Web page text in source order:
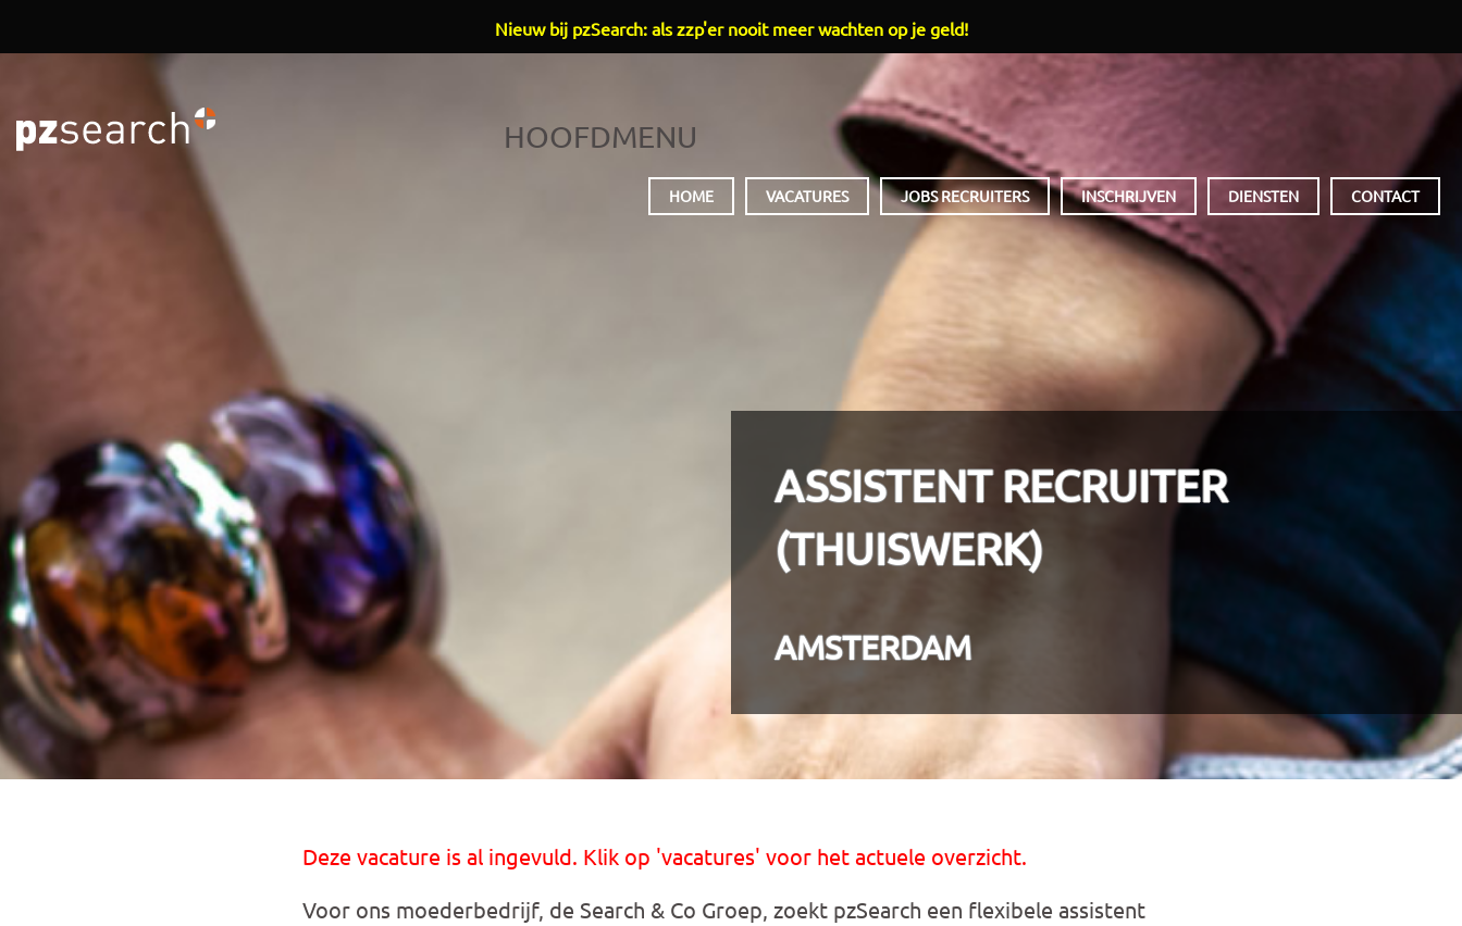
HOOFDMENU
HOME VACATURES JOBS RECRUITERS INSCHRIJVEN DIENSTEN CONTACT
ASSISTENT RECRUITER
(THUISWERK)
AMSTERDAM
Deze vacature is al ingevuld. Klik op 'vacatures' voor het actuele overzicht.
Voor ons moederbedrijf, de Search & Co Groep, zoekt pzSearch een flexibele assistent
Nieuw bij pzSearch: als zzp'er nooit meer wachten op je geld!